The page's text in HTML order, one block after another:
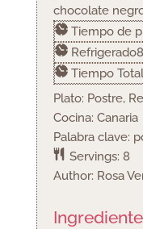
chocolate
Tiempo de
Refrigerado8
Tiempo Total
Plato: Postre,
Cocina: Canaria
Palabra clave:
Servings: 8
Author: Rosa